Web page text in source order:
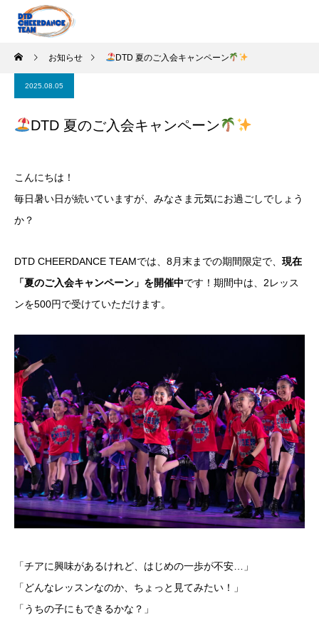
お知らせ DTD 夏のご入会キャンペーン
2025.08.05
DTD 夏のご入会キャンペーン
こんにちは！
毎日暑い日が続いていますが、みなさま元気にお過ごしでしょう
か？
DTD CHEERDANCE TEAMでは、8月末までの期間限定で、 現在
「夏のご入会キャンペーン」を開催中です！期間中は、2レッス
ンを500円で受けていただけます。
「チアに興味があるけれど、はじめの一歩が不安…」
「どんなレッスンなのか、ちょっと見てみたい！」
「うちの子にもできるかな？」